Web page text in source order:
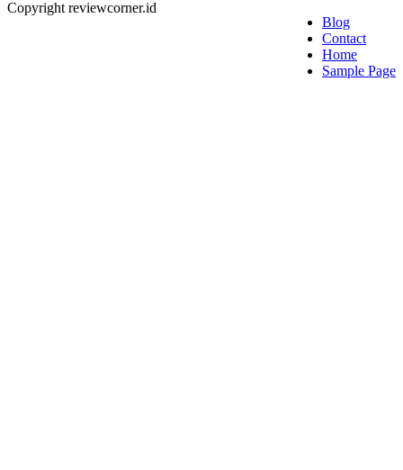
Copyright reviewcorner.id
Blog
Contact
Home
Sample Page